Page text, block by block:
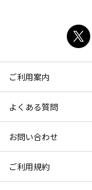
ご利用案内
よくある質問
お問い合わせ
ご利用規約